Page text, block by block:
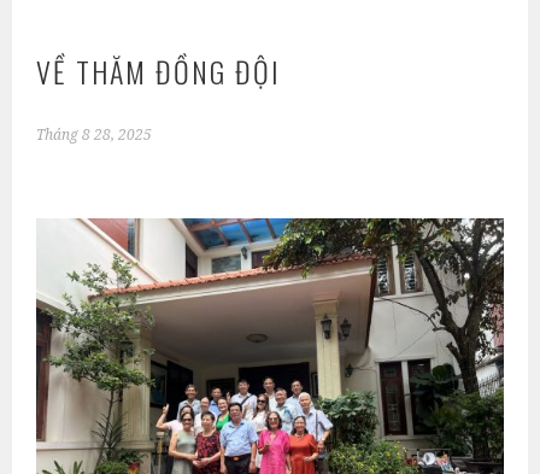
VỀ THĂM ĐỒNG ĐỘI
Tháng 8 28, 2025